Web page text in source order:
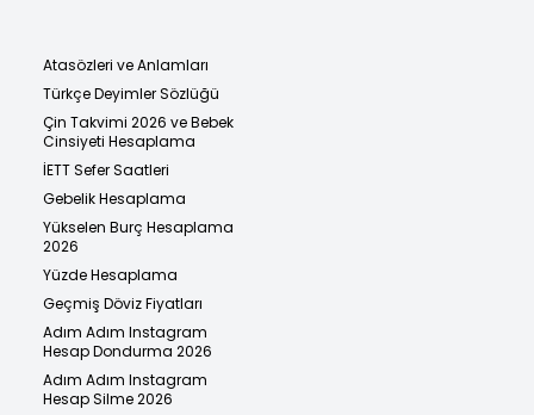
Atasözleri ve Anlamları
Türkçe Deyimler Sözlüğü
Çin Takvimi 2026 ve Bebek
Cinsiyeti Hesaplama
İETT Sefer Saatleri
Gebelik Hesaplama
Yükselen Burç Hesaplama
2026
Yüzde Hesaplama
Geçmiş Döviz Fiyatları
Adım Adım Instagram
Hesap Dondurma 2026
Adım Adım Instagram
Hesap Silme 2026